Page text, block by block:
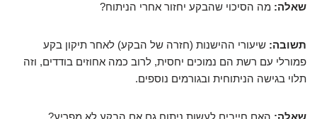
שאלה: מה הסיכוי שהבקע יחזור אחרי הניתוח?
תשובה: שיעורי ההישנות (חזרה של הבקע) לאחר תיקון בקע
פמורלי עם רשת הם נמוכים יחסית, לרוב כמה אחוזים בודדים, וזה
תלוי בגישה הניתוחית ובגורמים נוספים.
שאלה: האם חייבים לעשות ניתוח גם אם הבקע לא מפריע?